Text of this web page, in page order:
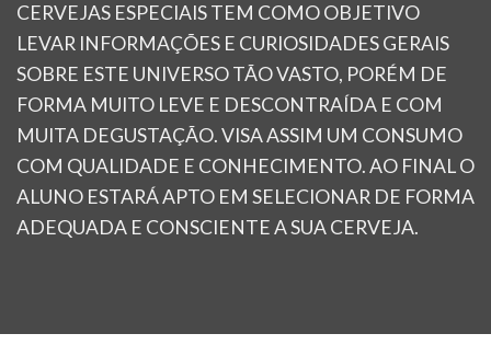
CERVEJAS ESPECIAIS TEM COMO OBJETIVO
LEVAR INFORMAÇÕES E CURIOSIDADES GERAIS
SOBRE ESTE UNIVERSO TÃO VASTO, PORÉM DE
FORMA MUITO LEVE E DESCONTRAÍDA E COM
MUITA DEGUSTAÇÃO. VISA ASSIM UM CONSUMO
COM QUALIDADE E CONHECIMENTO. AO FINAL O
ALUNO ESTARÁ APTO EM SELECIONAR DE FORMA
ADEQUADA E CONSCIENTE A SUA CERVEJA.